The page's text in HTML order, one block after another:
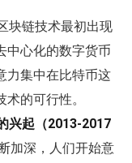
块链技术最初出现
中心化的数字货币
力集中在比特币这
的可行性。
兴起（2013-2017
加深，人们开始意